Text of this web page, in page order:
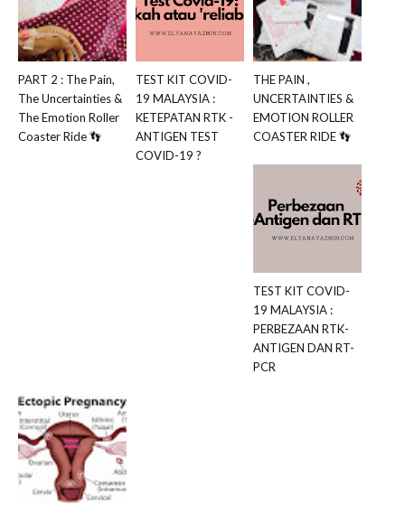
PART 2 : The Pain,
The Uncertainties &
The Emotion Roller
Coaster Ride 👣
TEST KIT COVID-
19 MALAYSIA :
KETEPATAN RTK -
ANTIGEN TEST
COVID-19 ?
THE PAIN ,
UNCERTAINTIES &
EMOTION ROLLER
COASTER RIDE 👣
TEST KIT COVID-
19 MALAYSIA :
PERBEZAAN RTK-
ANTIGEN DAN RT-
PCR